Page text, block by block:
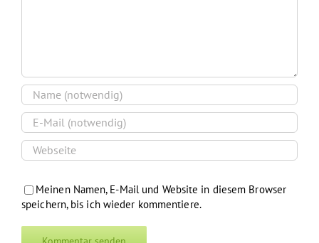
Meinen Namen, E-Mail und Website in diesem Browser
speichern, bis ich wieder kommentiere.